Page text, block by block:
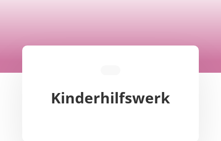
Kinderhilfswerk